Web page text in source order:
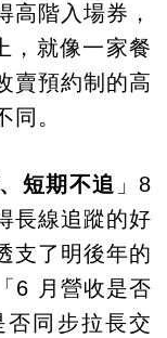
高階入場券，
，就像一家餐
賣預約制的高
。
短期不追 」8
長線追蹤的好
支了明後年的
6 月營收是否
同步拉長交